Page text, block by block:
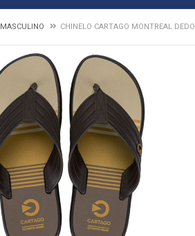
MASCULINO CHINELO CARTAGO MONTREAL